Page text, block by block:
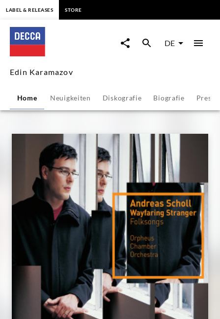
Edin
Karamazov
Übersicht
|
Decca
Classics
LABEL & RELEASES STORE
DE
Edin Karamazov
Home Neuigkeiten Diskografie Biografie